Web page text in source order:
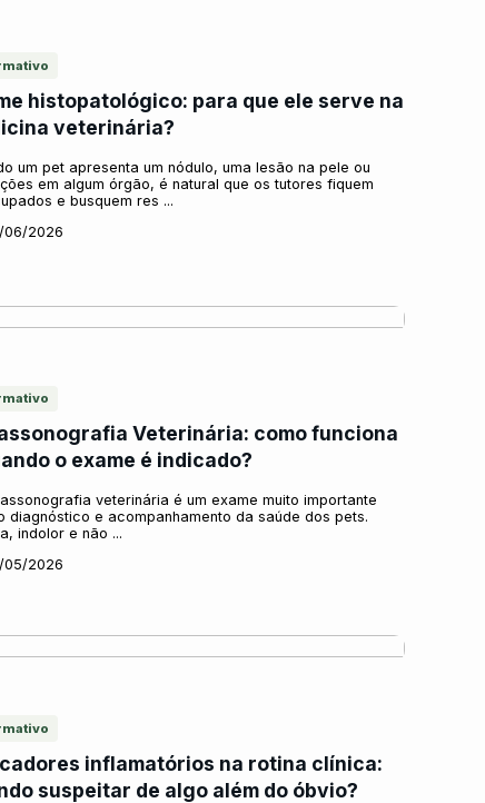
histopatológico: para que ele serve na
veterinária?
um pet apresenta um nódulo, uma lesão na pele ou
em algum órgão, é natural que os tutores fiquem
e busquem res ...
06/2026
Veterinária: como funciona
o exame é indicado?
veterinária é um exame muito importante
diagnóstico e acompanhamento da saúde dos pets.
indolor e não ...
05/2026
inflamatórios na rotina clínica:
suspeitar de algo além do óbvio?